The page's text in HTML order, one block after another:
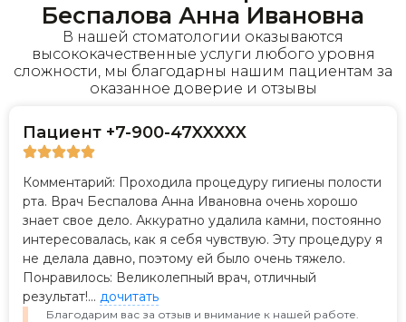
Беспалова Анна Ивановна
В нашей стоматологии оказываются
высококачественные услуги любого уровня
сложности, мы благодарны нашим пациентам за
оказанное доверие и отзывы
Пациент +7-900-47XXXXX
Комментарий: Проходила процедуру гигиены полости
рта. Врач Беспалова Анна Ивановна очень хорошо
знает свое дело. Аккуратно удалила камни, постоянно
интересовалась, как я себя чувствую. Эту процедуру я
не делала давно, поэтому ей было очень тяжело.
Понравилось: Великолепный врач, отличный
результат!... дочитать
Благодарим вас за отзыв и внимание к нашей работе.